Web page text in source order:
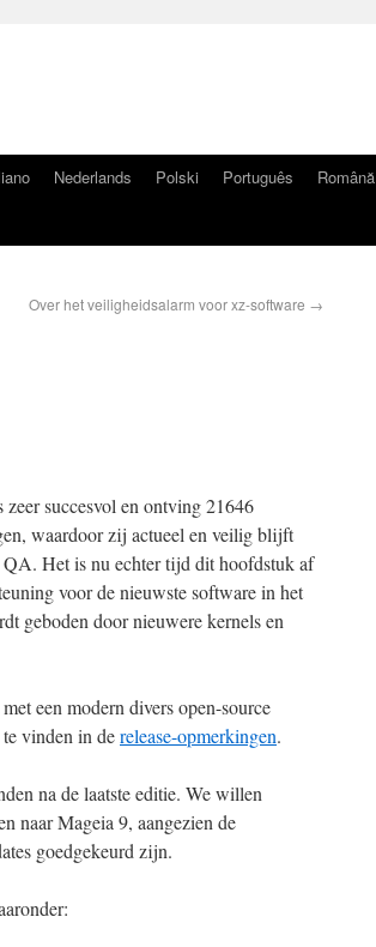
Nederlands Polski Português Română
Over het veiligheidsalarm voor xz-software →
succesvol en ontving 21646
waardoor zij actueel en veilig blijft
Het is nu echter tijd dit hoofdstuk af
voor de nieuwste software in het
geboden door nieuwere kernels en
een modern divers open-source
vinden in derelease-opmerkingen.
na de laatste editie. We willen
naar Mageia 9, aangezien de
goedgekeurd zijn.